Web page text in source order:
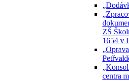
ZŠ
1654 v
centra